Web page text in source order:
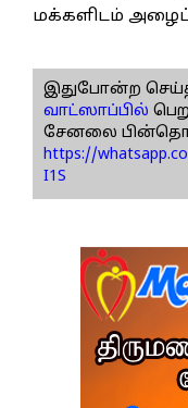
மக்களிடம்
இதுபோன்ற
வாட்ஸாப்பில்
சேனலை
https://
I1S